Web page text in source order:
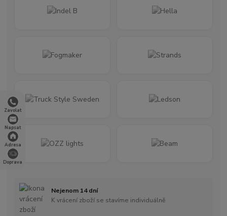
Zavolat
Napsat
Adresa
Doprava
Nejenom 14 dní
K vrácení zboží se stavíme individuálně